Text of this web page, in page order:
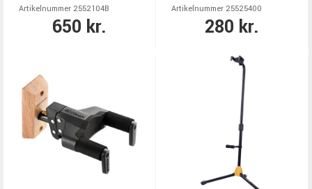
Artikelnummer 2552104B
650 kr.
Artikelnummer 25525400
280 kr.